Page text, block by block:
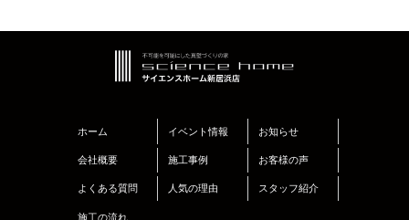
ホーム イベント情報 お知らせ
会社概要 施工事例 お客様の声
よくある質問 人気の理由 スタッフ紹介
施工の流れ